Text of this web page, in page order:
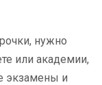
нужно
или академии,
экзамены и